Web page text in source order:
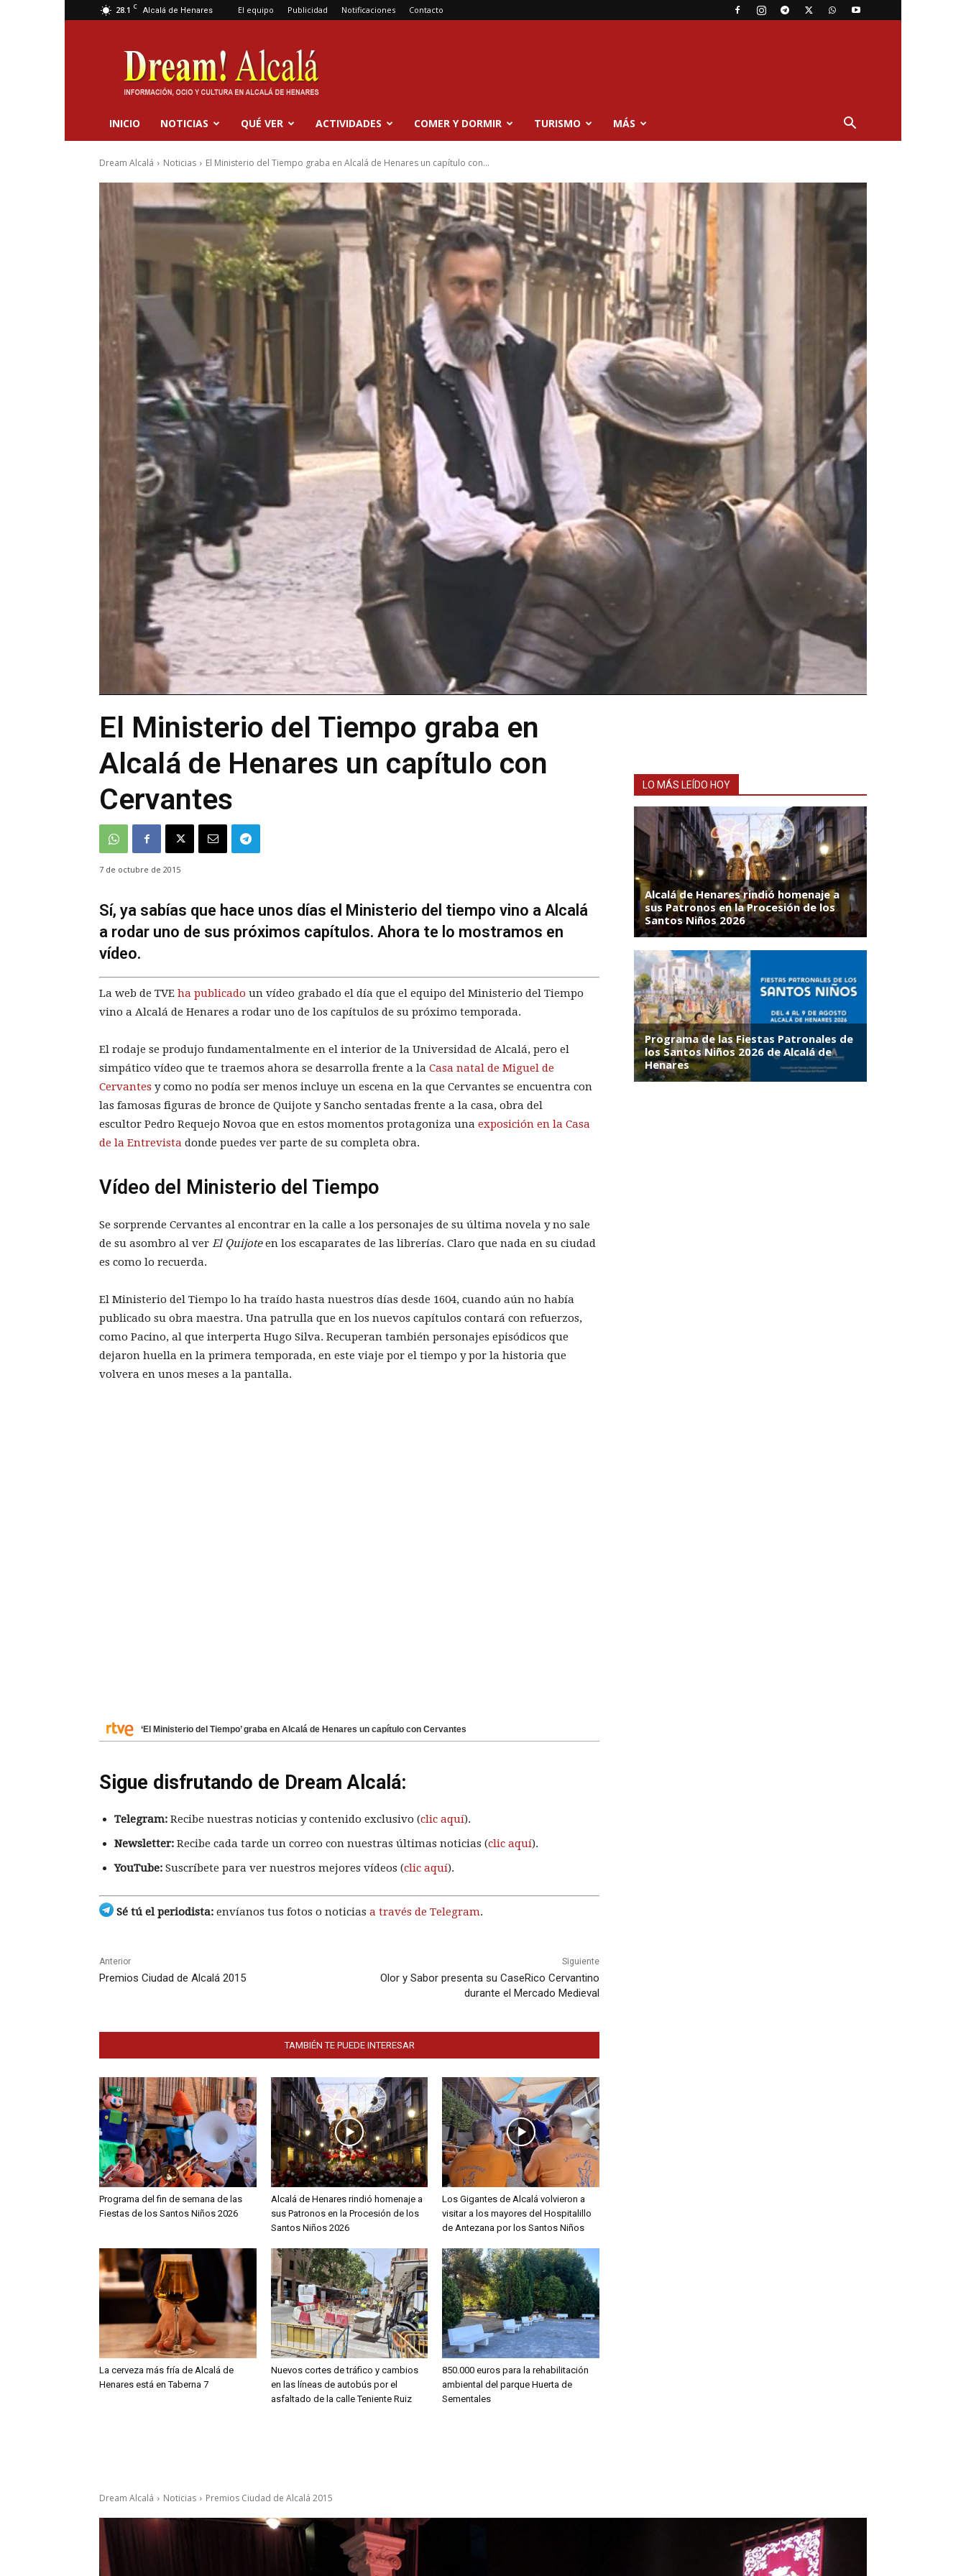
28.1 C Alcalá de Henares El equipo Publicidad Notificaciones Contacto
Dream
Alcalá
INICIO NOTICIAS QUÉ VER ACTIVIDADES COMER Y DORMIR TURISMO MÁS
Dream Alcalá Noticias El Ministerio del Tiempo graba en Alcalá de Henares un capítulo con...
El Ministerio del Tiempo graba en
Alcalá de Henares un capítulo con
Cervantes
7 de octubre de 2015
Sí, ya sabías que hace unos días el Ministerio del tiempo vino a Alcalá
a rodar uno de sus próximos capítulos. Ahora te lo mostramos en
vídeo.
La web de TVE ha publicado un vídeo grabado el día que el equipo del Ministerio del Tiempo
vino a Alcalá de Henares a rodar uno de los capítulos de su próximo temporada.
El rodaje se produjo fundamentalmente en el interior de la Universidad de Alcalá, pero el
simpático vídeo que te traemos ahora se desarrolla frente a la Casa natal de Miguel de
Cervantes y como no podía ser menos incluye un escena en la que Cervantes se encuentra con
las famosas figuras de bronce de Quijote y Sancho sentadas frente a la casa, obra del
escultor Pedro Requejo Novoa que en estos momentos protagoniza una exposición en la Casa
de la Entrevista donde puedes ver parte de su completa obra.
Vídeo del Ministerio del Tiempo
Se sorprende Cervantes al encontrar en la calle a los personajes de su última novela y no sale
de su asombro al ver El Quijoteen los escaparates de las librerías. Claro que nada en su ciudad
es como lo recuerda.
El Ministerio del Tiempo lo ha traído hasta nuestros días desde 1604, cuando aún no había
publicado su obra maestra. Una patrulla que en los nuevos capítulos contará con refuerzos,
como Pacino, al que interperta Hugo Silva. Recuperan también personajes episódicos que
dejaron huella en la primera temporada, en este viaje por el tiempo y por la historia que
volvera en unos meses a la pantalla.
‘El Ministerio del Tiempo’ graba en Alcalá de Henares un capítulo con Cervantes
Sigue disfrutando de Dream Alcalá:
Telegram: Recibe nuestras noticias y contenido exclusivo (clic aquí).
Newsletter: Recibe cada tarde un correo con nuestras últimas noticias (clic aquí).
YouTube: Suscríbete para ver nuestros mejores vídeos (clic aquí).
Sé tú el periodista: envíanos tus fotos o noticias a través de Telegram.
Anterior
Premios Ciudad de Alcalá 2015
Siguiente
Olor y Sabor presenta su CaseRico Cervantino
durante el Mercado Medieval
TAMBIÉN TE PUEDE INTERESAR
Programa del fin de semana de las
Fiestas de los Santos Niños 2026
Alcalá de Henares rindió homenaje a
sus Patronos en la Procesión de los
Santos Niños 2026
Los Gigantes de Alcalá volvieron a
visitar a los mayores del Hospitalillo
de Antezana por los Santos Niños
La cerveza más fría de Alcalá de
Henares está en Taberna 7
Nuevos cortes de tráfico y cambios
en las líneas de autobús por el
asfaltado de la calle Teniente Ruiz
850.000 euros para la rehabilitación
ambiental del parque Huerta de
Sementales
LO MÁS LEÍDO HOY